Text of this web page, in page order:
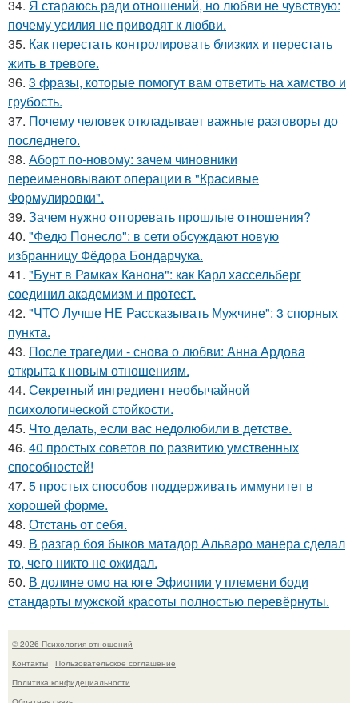
34. Я стараюсь ради отношений, но любви не чувствую:
почему усилия не приводят к любви.
35. Как перестать контролировать близких и перестать
жить в тревоге.
36. 3 фразы, которые помогут вам ответить на хамство и
грубость.
37. Почему человек откладывает важные разговоры до
последнего.
38. Аборт по-новому: зачем чиновники
переименовывают операции в "Красивые
Формулировки".
39. Зачем нужно отгоревать прошлые отношения?
40. "Федю Понесло": в сети обсуждают новую
избранницу Фёдора Бондарчука.
41. "Бунт в Рамках Канона": как Карл хассельберг
соединил академизм и протест.
42. "ЧТО Лучше НЕ Рассказывать Мужчине": 3 спорных
пункта.
43. После трагедии - снова о любви: Анна Ардова
открыта к новым отношениям.
44. Секретный ингредиент необычайной
психологической стойкости.
45. Что делать, если вас недолюбили в детстве.
46. 40 простых советов по развитию умственных
способностей!
47. 5 простых способов поддерживать иммунитет в
хорошей форме.
48. Отстань от себя.
49. В разгар боя быков матадор Альваро манера сделал
то, чего никто не ожидал.
50. В долине омо на юге Эфиопии у племени боди
стандарты мужской красоты полностью перевёрнуты.
© 2026 Психология отношений
Контакты
Пользовательское соглашение
Политика конфидециальности